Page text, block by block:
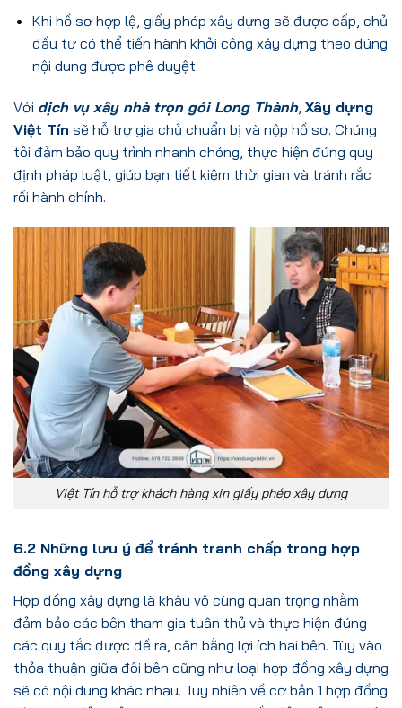
Khi hồ sơ hợp lệ, giấy phép xây dựng sẽ được cấp, chủ
đầu tư có thể tiến hành khởi công xây dựng theo đúng
nội dung được phê duyệt
Với dịch vụ xây nhà trọn gói Long Thành, Xây dựng
Việt Tín sẽ hỗ trợ gia chủ chuẩn bị và nộp hồ sơ. Chúng
tôi đảm bảo quy trình nhanh chóng, thực hiện đúng quy
định pháp luật, giúp bạn tiết kiệm thời gian và tránh rắc
rối hành chính.
Việt Tín hỗ trợ khách hàng xin giấy phép xây dựng
6.2 Những lưu ý để tránh tranh chấp trong hợp
đồng xây dựng
Hợp đồng xây dựng là khâu vô cùng quan trọng nhằm
đảm bảo các bên tham gia tuân thủ và thực hiện đúng
các quy tắc được đề ra, cân bằng lợi ích hai bên. Tùy vào
thỏa thuận giữa đôi bên cũng như loại hợp đồng xây dựng
sẽ có nội dung khác nhau. Tuy nhiên về cơ bản 1 hợp đồng